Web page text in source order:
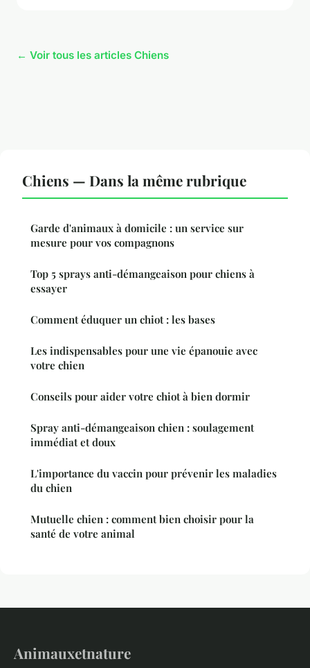
← Voir tous les articles Chiens
Chiens — Dans la même rubrique
Garde d'animaux à domicile : un service sur
mesure pour vos compagnons
Top 5 sprays anti-démangeaison pour chiens à
essayer
Comment éduquer un chiot : les bases
Les indispensables pour une vie épanouie avec
votre chien
Conseils pour aider votre chiot à bien dormir
Spray anti-démangeaison chien : soulagement
immédiat et doux
L'importance du vaccin pour prévenir les maladies
du chien
Mutuelle chien : comment bien choisir pour la
santé de votre animal
Animauxetnature